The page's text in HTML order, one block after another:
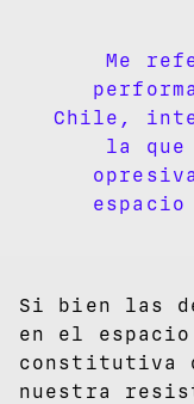
Me
Chile,
la
Si bien las
en el
constitutiva
nuestra